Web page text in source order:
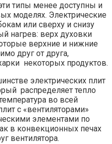
типы менее доступны и
моделях. Электрические
или сверху и снизу
нагрев: верх духовки
верхние и нижние
друг от друга,
некоторых продуктов.
электрических плит
распределяет тепло
во всей
с «вентиляторами»
элементами по
в конвекционных печах
вентилятора.